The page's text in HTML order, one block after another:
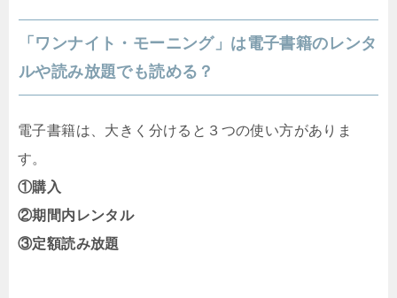
「ワンナイト・モーニング」は電子書籍のレンタ
ルや読み放題でも読める？
電子書籍は、大きく分けると３つの使い方がありま
す。
①購入
②期間内レンタル
③定額読み放題